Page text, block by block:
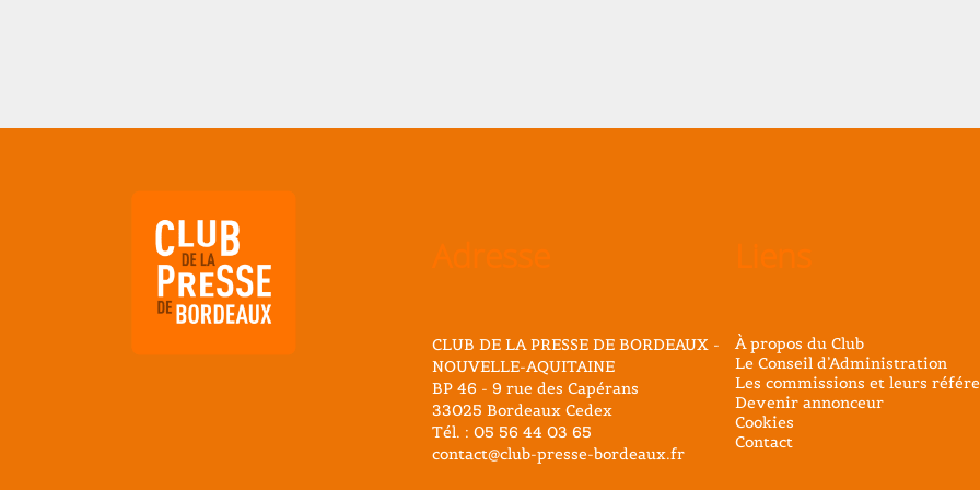
CLUB DE LA PRESSE DE BORDEAUX -
NOUVELLE-AQUITAINE
BP 46 - 9 rue des Capérans
33025 Bordeaux Cedex
Tél. : 05 56 44 03 65
contact@club-presse-bordeaux.fr
À propos du Club
Le Conseil d’Administration
Les commissions et leurs
Devenir annonceur
Cookies
Contact